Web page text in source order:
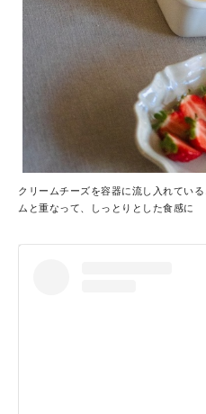
クリームチーズを容器に流し入れてい
ムと重なって、しっとりとした食感に